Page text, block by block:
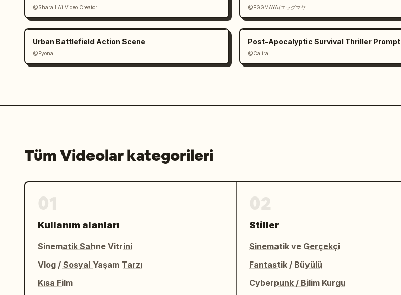
@Shara I Ai Video Creator @EGGMAYA/エッグマヤ
Urban Battlefield Action Scene
@Pyona
Post-Apocalyptic Survival Thriller Prompt
@Calira
Tüm Videolar kategorileri
Kullanım alanları
Sinematik Sahne Vitrini
Vlog / Sosyal Yaşam Tarzı
Kısa Film
Stiller
Sinematik ve Gerçekçi
Fantastik / Büyülü
Cyberpunk / Bilim Kurgu